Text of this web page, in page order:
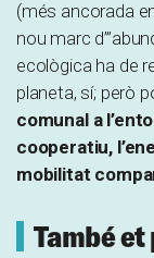
(més ancorada
nou marc
ecològica ha de
planeta, sí; però
comunal a
cooperatiu,
mobilitat
També